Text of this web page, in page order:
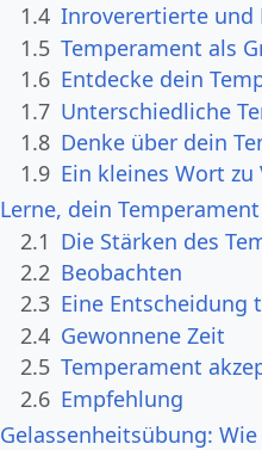
1.4 Inroverertierte und
1.5 Temperament als
1.6 Entdecke dein
1.7 Unterschiedliche
1.8 Denke über dein
1.9 Ein kleines Wort
Lerne, dein
2.1 Die Stärken des
2.2 Beobachten
2.3 Eine Entscheidung
2.4 Gewonnene Zeit
2.5 Temperament
2.6 Empfehlung
Gelassenheitsübung: